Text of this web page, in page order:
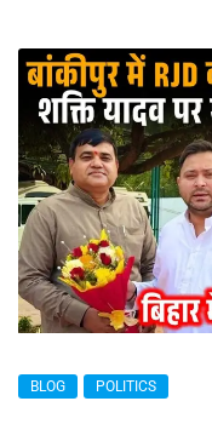
BLOG POLITICS